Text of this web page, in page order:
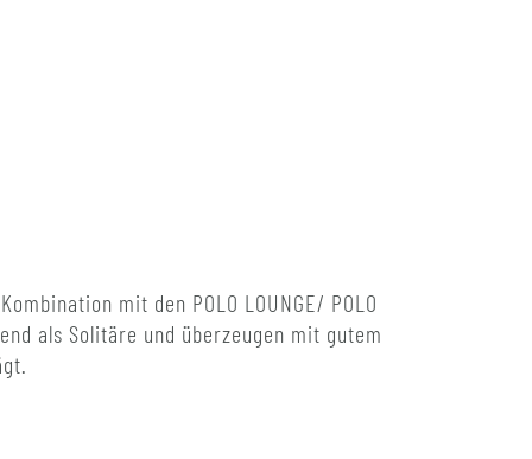
mit den POLO LOUNGE/ POLO
als Solitäre und überzeugen mit gutem